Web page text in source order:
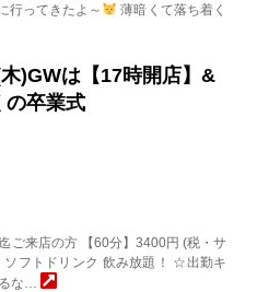
行ってきたよ～
薄暗くて落ち着く
)GWは【17時開店】&
の卒業式
ご来店の方 【60分】3400円 (税・サ
ソフトドリンク 飲み放題！ ☆出勤キ
な…